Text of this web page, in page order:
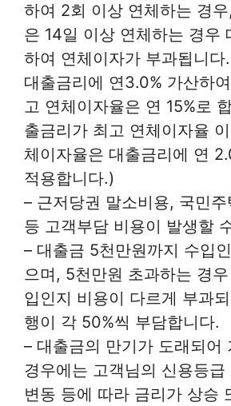
하여 2회 이상 연체하는 경
은 14일 이상 연체하는 경우
하여 연체이자가 부과됩니다
대출금리에 연3.0% 가산하
고 연체이자율은 연 15%로
출금리가 최고 연체이자율
체이자율은 대출금리에 연
적용합니다.)
– 근저당권 말소비용, 국민주
등 고객부담 비용이 발생할
– 대출금 5천만원까지 수입
으며, 5천만원 초과하는 경
입인지 비용이 다르게 부과
행이 각 50%씩 부담합니다.
– 대출금의 만기가 도래되어
경우에는 고객님의 신용등급
변동 등에 따라 금리가 상승